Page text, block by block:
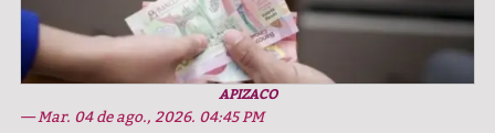
APIZACO
— Mar. 04 de ago., 2026. 04:45 PM